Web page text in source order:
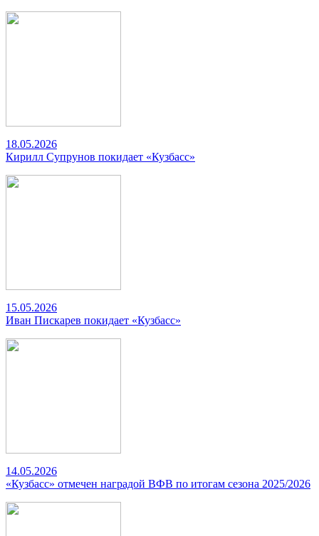
18.05.2026
Кирилл Супрунов покидает «Кузбасс»
15.05.2026
Иван Пискарев покидает «Кузбасс»
14.05.2026
«Кузбасс» отмечен наградой ВФВ по итогам сезона 2025/2026